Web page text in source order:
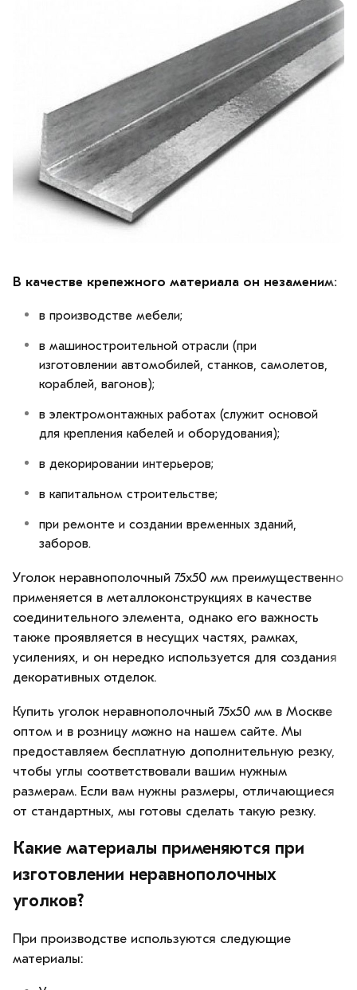
В качестве крепежного материала он незаменим:
в производстве мебели;
в машиностроительной отрасли (при
изготовлении автомобилей, станков, самолетов,
кораблей, вагонов);
в электромонтажных работах (служит основой
для крепления кабелей и оборудования);
в декорировании интерьеров;
в капитальном строительстве;
при ремонте и создании временных зданий,
заборов.
Уголок неравнополочный 75х50 мм преимущественно
применяется в металлоконструкциях в качестве
соединительного элемента, однако его важность
также проявляется в несущих частях, рамках,
усилениях, и он нередко используется для создания
декоративных отделок.
Купить уголок неравнополочный 75х50 мм в Москве
оптом и в розницу можно на нашем сайте. Мы
предоставляем бесплатную дополнительную резку,
чтобы углы соответствовали вашим нужным
размерам. Если вам нужны размеры, отличающиеся
от стандартных, мы готовы сделать такую резку.
Какие материалы применяются при
изготовлении неравнополочных
уголков?
При производстве используются следующие
материалы: